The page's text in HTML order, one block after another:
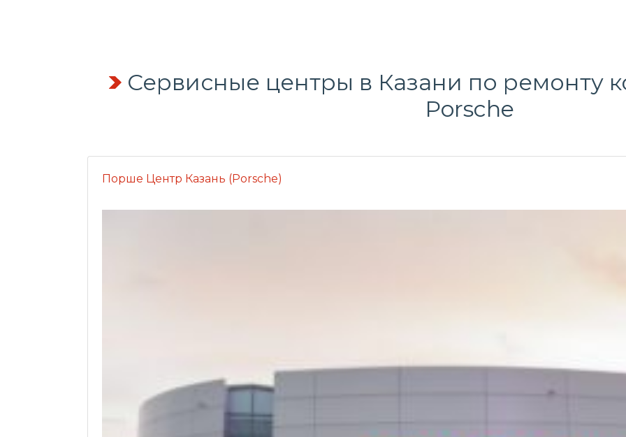
Сервисные центры в Казани по ремонту
Porsche
Порше Центр Казань (Porsche)